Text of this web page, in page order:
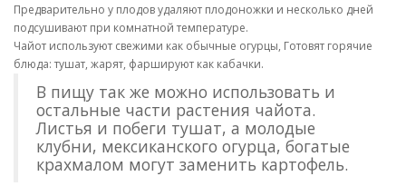
Предварительно у плодов удаляют плодоножки и несколько дней
подсушивают при комнатной температуре.
Чайот используют свежими как обычные огурцы, Готовят горячие
блюда: тушат, жарят, фаршируют как кабачки.
В пищу так же можно использовать и
остальные части растения чайота.
Листья и побеги тушат, а молодые
клубни, мексиканского огурца, богатые
крахмалом могут заменить картофель.